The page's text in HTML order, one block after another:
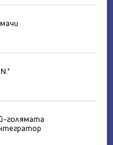
голямата